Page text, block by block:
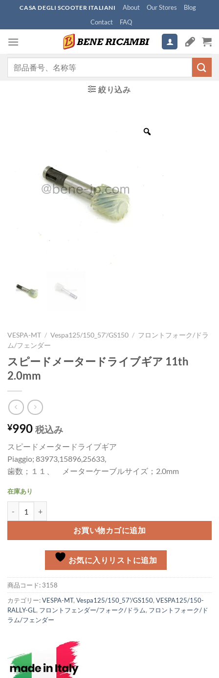
content
CASA DEGLI SCOOTER ITALIANI About Our Stores
Blog
Contact
FAQ
絞り込み
VESPA-MT / Vespa125/150_57'/GS150 / フロントフォーク/ドラ
ム/フェンダー
スピードメータードライブギア 11th
2.0mm
¥990 税込み
スピードメータードライブギア
Piaggio; 83973,15896,25633,
歯数；１１、 メーターケーブルサイズ；2.0mm
在庫あり
お買い物カゴに追加
お気に入りリストに追加
商品コード: 3158
カテゴリー:VESPA-MT, Vespa125/150_57'/GS150, VESPA125/150-
RALLY-GL, フロントフェンダー/フォーク/ドラム, フロントフォーク/ド
ラム/フェンダー